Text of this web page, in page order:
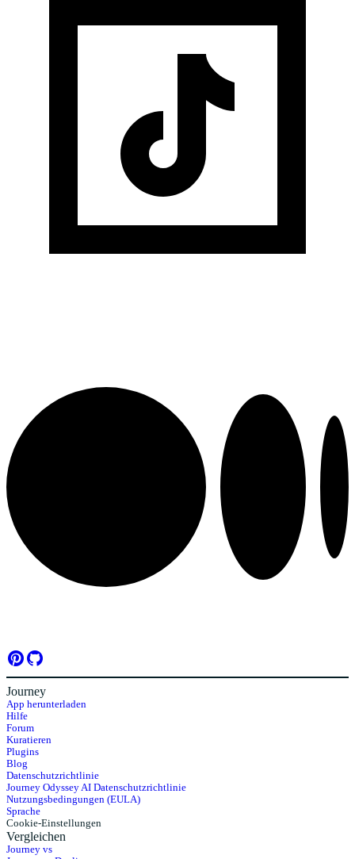
Journey
App herunterladen
Hilfe
Forum
Kuratieren
Plugins
Blog
Datenschutzrichtlinie
Journey Odyssey AI Datenschutzrichtlinie
Nutzungsbedingungen (EULA)
Sprache
Cookie-Einstellungen
Vergleichen
Journey vs